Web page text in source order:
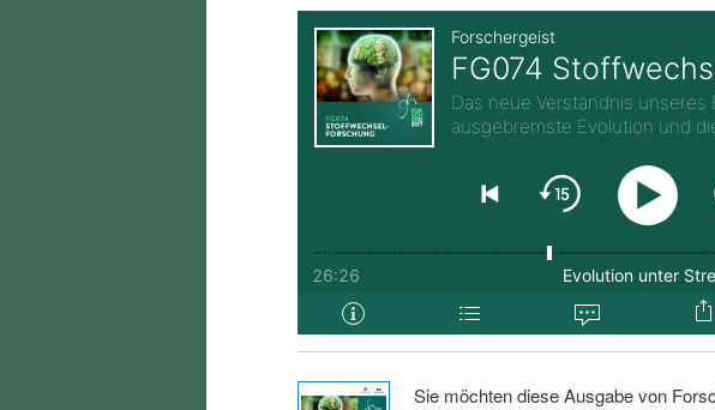
Sie möchten diese Ausgabe von